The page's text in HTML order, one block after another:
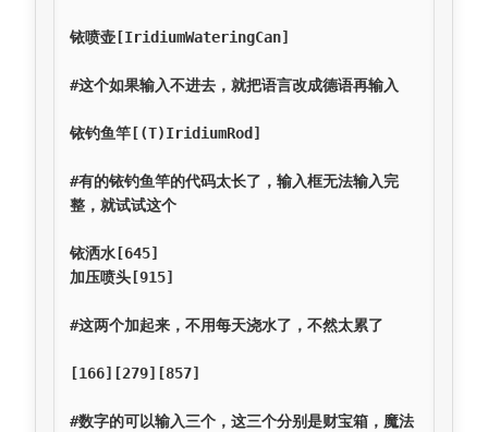
铱喷壶[IridiumWateringCan]
#这个如果输入不进去，就把语言改成德语再输入
铱钓鱼竿[(T)IridiumRod]
#有的铱钓鱼竿的代码太长了，输入框无法输入完
整，就试试这个
铱洒水[645]
加压喷头[915]
#这两个加起来，不用每天浇水了，不然太累了
[166][279][857]
#数字的可以输入三个，这三个分别是财宝箱，魔法